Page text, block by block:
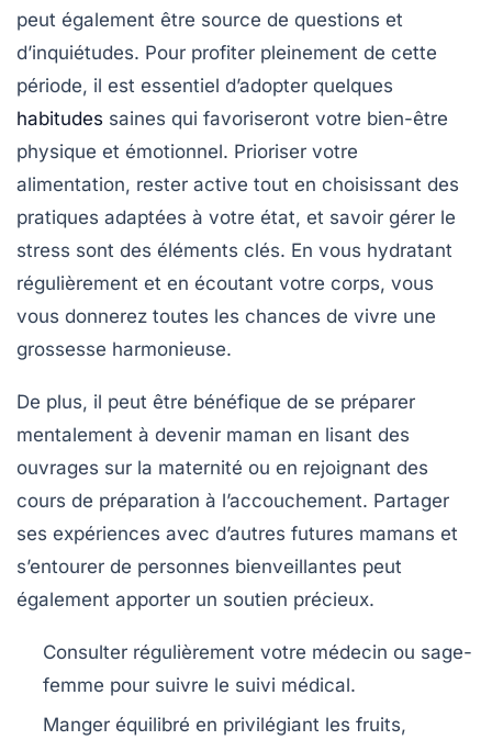
peut également être source de questions et
d’inquiétudes. Pour profiter pleinement de cette
période, il est essentiel d’adopter quelques
habitudes saines qui favoriseront votre bien-être
physique et émotionnel. Prioriser votre
alimentation, rester active tout en choisissant des
pratiques adaptées à votre état, et savoir gérer le
stress sont des éléments clés. En vous hydratant
régulièrement et en écoutant votre corps, vous
vous donnerez toutes les chances de vivre une
grossesse harmonieuse.
De plus, il peut être bénéfique de se préparer
mentalement à devenir maman en lisant des
ouvrages sur la maternité ou en rejoignant des
cours de préparation à l’accouchement. Partager
ses expériences avec d’autres futures mamans et
s’entourer de personnes bienveillantes peut
également apporter un soutien précieux.
Consulter régulièrement votre médecin ou sage-
femme pour suivre le suivi médical.
Manger équilibré en privilégiant les fruits,